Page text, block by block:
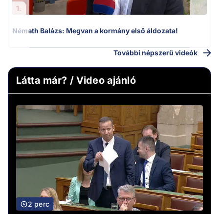
1.
Németh Balázs: Megvan a kormány első áldozata!
További népszerű videók
Látta már? / Video ajánló
2 perc